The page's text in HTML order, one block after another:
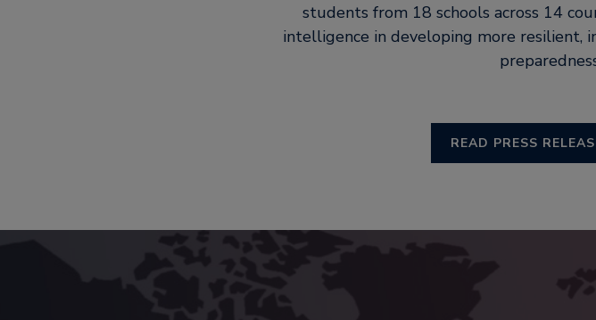
students from 18 schools across 14
intelligence in developing more resilient,
READ PRESS